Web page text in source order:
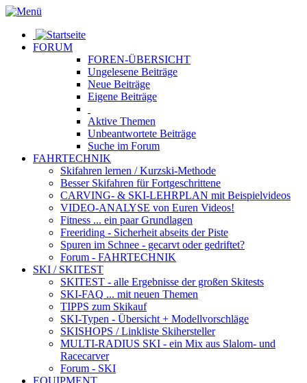
FORUM
FOREN-ÜBERSICHT
Ungelesene Beiträge
Neue Beiträge
Eigene Beiträge
Aktive Themen
Unbeantwortete Beiträge
Suche im Forum
FAHRTECHNIK
Skifahren lernen / Kurzski-Methode
Besser Skifahren für Fortgeschrittene
CARVING- & SKI-LEHRPLAN mit Beispielvideos
VIDEO-ANALYSE von Euren Videos!
Fitness ... ein paar Grundlagen
Freeriding - Sicherheit abseits der Piste
Spuren im Schnee - gecarvt oder gedriftet?
Forum - FAHRTECHNIK
SKI / SKITEST
SKITEST - alle Ergebnisse der großen Skitests
SKI-FAQ ... mit neuen Themen
TIPPS zum Skikauf
SKI-Typen - Übersicht + Modellvorschläge
SKISHOPS / Linkliste Skihersteller
MULTI-RADIUS SKI - ein Mix aus Slalom- und
Racecarver
Forum - SKI
EQUIPMENT